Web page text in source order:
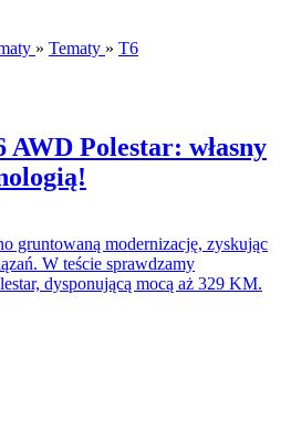
» Tematy » T6
AWD Polestar: własny
gruntowaną modernizację, zyskując
W teście sprawdzamy
dysponującą mocą aż 329 KM.